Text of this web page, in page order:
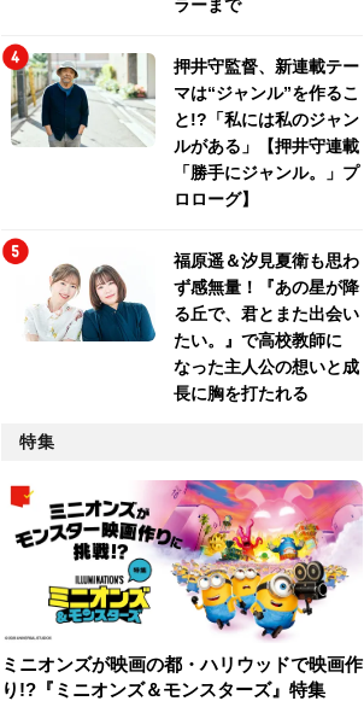
ラーまで
押井守監督、新連載テー
マは“ジャンル”を作るこ
と!?「私には私のジャン
ルがある」【押井守連載
「勝手にジャンル。」プ
ロローグ】
福原遥＆汐見夏衛も思わ
ず感無量！『あの星が降
る丘で、君とまた出会い
たい。』で高校教師に
なった主人公の想いと成
長に胸を打たれる
特集
ミニオンズが映画の都・ハリウッドで映画作
り!?『ミニオンズ＆モンスターズ』特集